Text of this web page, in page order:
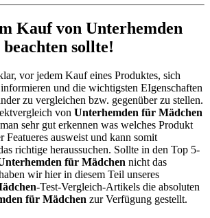
Kauf von Unterhemden
sollte!
vor jedem Kauf eines Produktes, sich
und die wichtigsten EIgenschaften
zu vergleichen bzw. gegenüber zu stellen.
von Unterhemden für Mädchen
sehr gut erkennen was welches Produkt
Featueres ausweist und kann somit
richtige heraussuchen. Sollte in den Top 5-
für Mädchen nicht das
wir hier in diesem Teil unseres
-Test-Vergleich-Artikels die absoluten
für Mädchen zur Verfügung gestellt.